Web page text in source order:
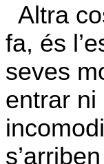
Altra
fa, és
seves
entrar